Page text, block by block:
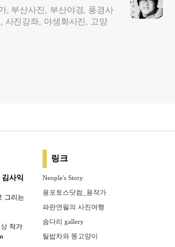
, 부산사진, 부산야경, 풍경사
사진강좌, 야생화사진, 고양
사익
그리는
작가
링크
Neople's Story
용포토스닷컴_용작가
파란연필의 사진여행
솜다리 gallery
틸밥차와 똥고양이